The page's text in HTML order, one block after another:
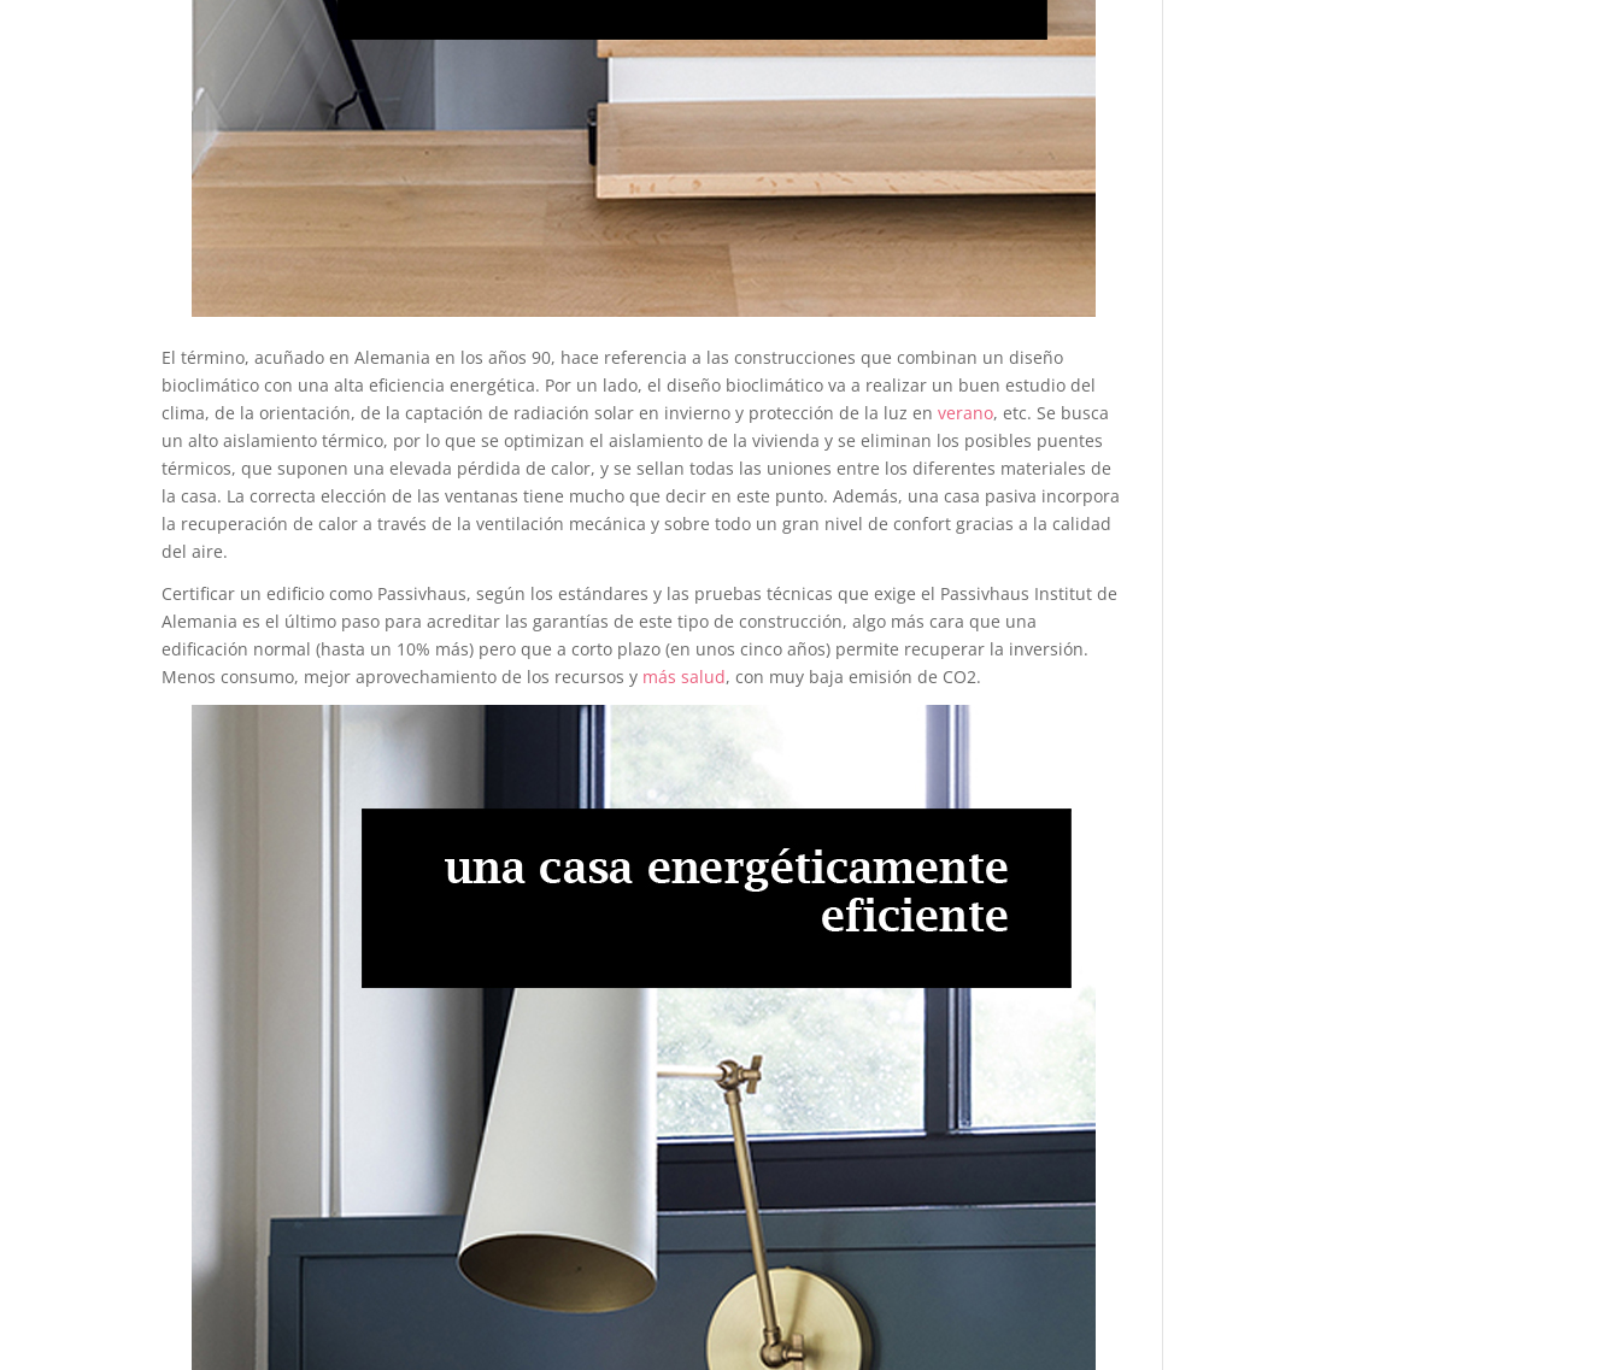
El término, acuñado en Alemania en los años 90, hace referencia a las construcciones que combinan un diseño
bioclimático con una alta eficiencia energética. Por un lado, el diseño bioclimático va a realizar un buen estudio del
clima, de la orientación, de la captación de radiación solar en invierno y protección de la luz enverano, etc. Se busca
un alto aislamiento térmico, por lo que se optimizan el aislamiento de la vivienda y se eliminan los posibles puentes
térmicos, que suponen una elevada pérdida de calor, y se sellan todas las uniones entre los diferentes materiales de
la casa. La correcta elección de las ventanas tiene mucho que decir en este punto. Además, una casa pasiva incorpora
la recuperación de calor a través de la ventilación mecánica y sobre todo un gran nivel de confort gracias a la calidad
del aire.
Certificar un edificio como Passivhaus, según los estándares y las pruebas técnicas que exige el Passivhaus Institut de
Alemania es el último paso para acreditar las garantías de este tipo de construcción, algo más cara que una
edificación normal (hasta un 10% más) pero que a corto plazo (en unos cinco años) permite recuperar la inversión.
Menos consumo, mejor aprovechamiento de los recursos y más salud, con muy baja emisión de CO2.